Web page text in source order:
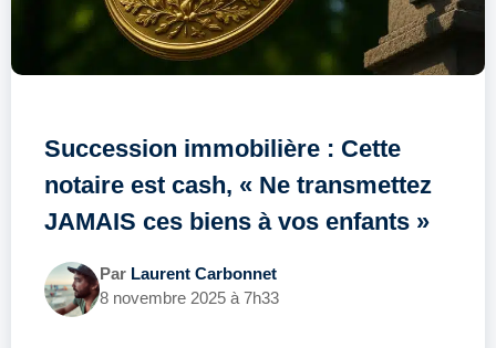
Succession immobilière : Cette
notaire est cash, « Ne transmettez
JAMAIS ces biens à vos enfants »
Par Laurent Carbonnet
8 novembre 2025 à 7h33